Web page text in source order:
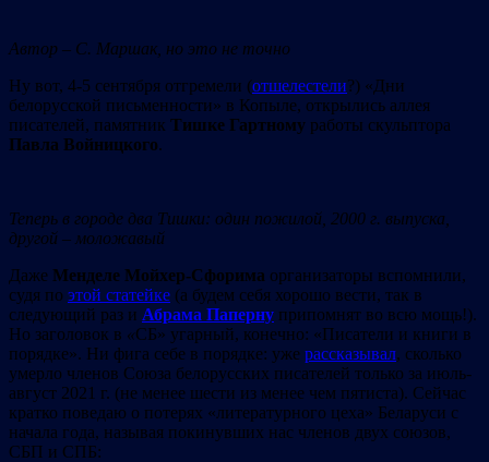
Автор – С. Маршак, но это не точно
Ну вот, 4-5 сентября отгремели (отшелестели?) «Дни
белорусской письменности» в Копыле, открылись аллея
писателей, памятник Тишке Гартному работы скульптора
Павла Войницкого.
Теперь в городе два Тишки: один пожилой, 2000 г. выпуска,
другой – моложавый
Даже Менделе Мойхер-Сфорима организаторы вспомнили,
судя по этой статейке (а будем себя хорошо вести, так в
следующий раз и Абрама Паперну припомнят во всю мощь!).
Но заголовок в «СБ» угарный, конечно: «Писатели и книги в
порядке». Ни фига себе в порядке: уже рассказывал, сколько
умерло членов Союза белорусских писателей только за июль-
август 2021 г. (не менее шести из менее чем пятиста). Сейчас
кратко поведаю о потерях «литературного цеха» Беларуси с
начала года, называя покинувших нас членов двух союзов,
СБП и СПБ: